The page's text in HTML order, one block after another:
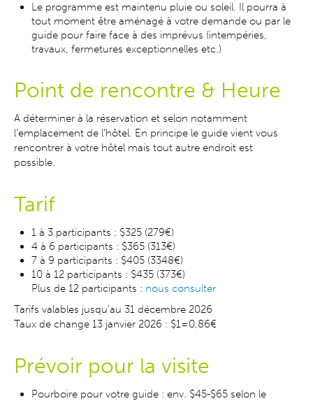
Le programme est maintenu pluie ou soleil. Il pourra à
tout moment être aménagé à votre demande ou par le
guide pour faire face à des imprévus (intempéries,
travaux, fermetures exceptionnelles etc.)
Point de rencontre & Heure
A déterminer à la réservation et selon notamment
l’emplacement de l’hôtel. En principe le guide vient vous
rencontrer à votre hôtel mais tout autre endroit est
possible.
Tarif
1 à 3 participants : $325 (279€)
4 à 6 participants : $365 (313€)
7 à 9 participants : $405 (3348€)
10 à 12 participants : $435 (373€)
Plus de 12 participants : nous consulter
Tarifs valables jusqu'au 31 décembre 2026
Taux de change 13 janvier 2026 : $1=0,86€
Prévoir pour la visite
Pourboire pour votre guide : env. $45-$65 selon le